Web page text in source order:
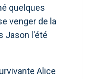
quelques
venger de la
Jason l'été
Alice